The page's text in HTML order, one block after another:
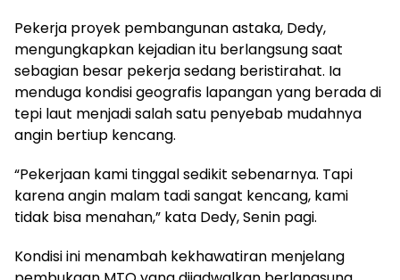
Pekerja proyek pembangunan astaka, Dedy,
mengungkapkan kejadian itu berlangsung saat
sebagian besar pekerja sedang beristirahat. Ia
menduga kondisi geografis lapangan yang berada di
tepi laut menjadi salah satu penyebab mudahnya
angin bertiup kencang.
“Pekerjaan kami tinggal sedikit sebenarnya. Tapi
karena angin malam tadi sangat kencang, kami
tidak bisa menahan,” kata Dedy, Senin pagi.
Kondisi ini menambah kekhawatiran menjelang